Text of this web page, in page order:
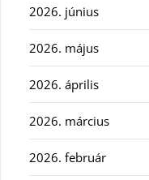
2026. június
2026. május
2026. április
2026. március
2026. február